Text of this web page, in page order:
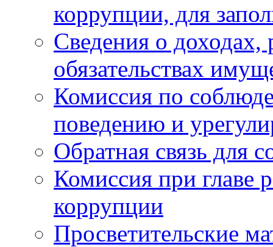
коррупции, для
Сведения о доходах,
обязательствах
Комиссия по
поведению и
Обратная связь для
Комиссия при главе
коррупции
Просветительские